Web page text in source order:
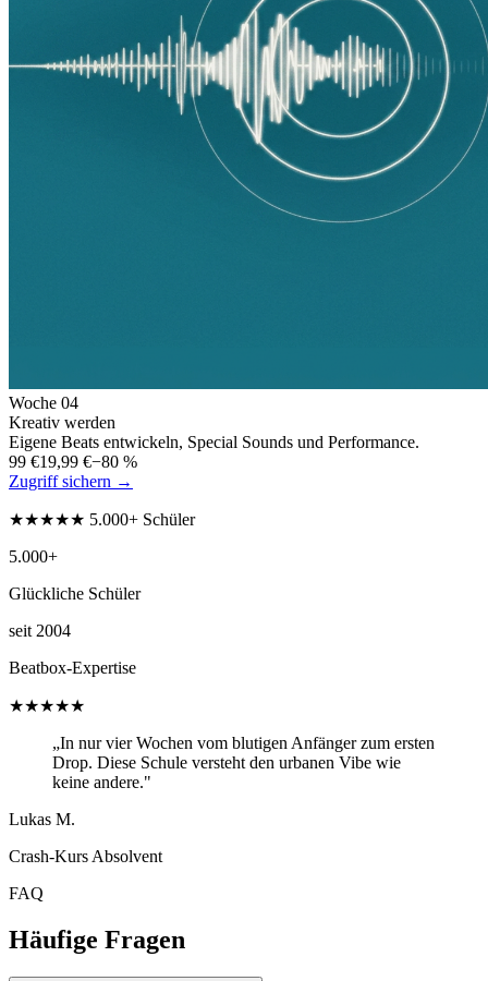
Woche 04
Kreativ werden
Eigene Beats entwickeln, Special Sounds und Performance.
99 €19,99 €−80 %
Zugriff sichern →
★★★★★ 5.000+ Schüler
5.000+
Glückliche Schüler
seit 2004
Beatbox-Expertise
★★★★★
„In nur vier Wochen vom blutigen Anfänger zum ersten
Drop. Diese Schule versteht den urbanen Vibe wie
keine andere."
Lukas M.
Crash-Kurs Absolvent
FAQ
Häufige Fragen